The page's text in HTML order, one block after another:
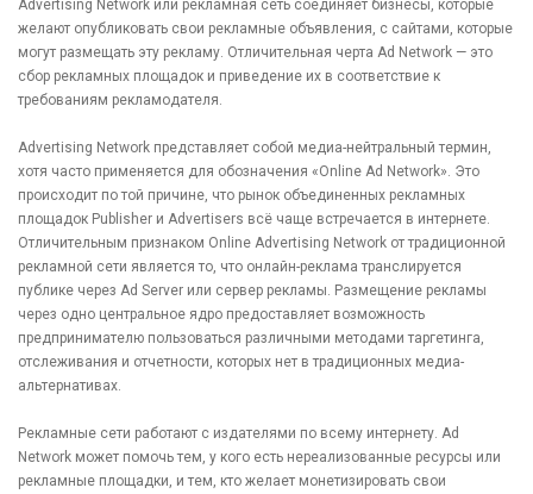
Advertising Network или рекламная сеть соединяет бизнесы, которые
желают опубликовать свои рекламные объявления, с сайтами, которые
могут размещать эту рекламу. Отличительная черта Ad Network — это
сбор рекламных площадок и приведение их в соответствие к
требованиям рекламодателя.
Advertising Network представляет собой медиа-нейтральный термин,
хотя часто применяется для обозначения «Online Ad Network». Это
происходит по той причине, что рынок объединенных рекламных
площадок Publisher и Advertisers всё чаще встречается в интернете.
Отличительным признаком Online Advertising Network от традиционной
рекламной сети является то, что онлайн-реклама транслируется
публике через Ad Server или сервер рекламы. Размещение рекламы
через одно центральное ядро предоставляет возможность
предпринимателю пользоваться различными методами таргетинга,
отслеживания и отчетности, которых нет в традиционных медиа-
альтернативах.
Рекламные сети работают с издателями по всему интернету. Ad
Network может помочь тем, у кого есть нереализованные ресурсы или
рекламные площадки, и тем, кто желает монетизировать свои